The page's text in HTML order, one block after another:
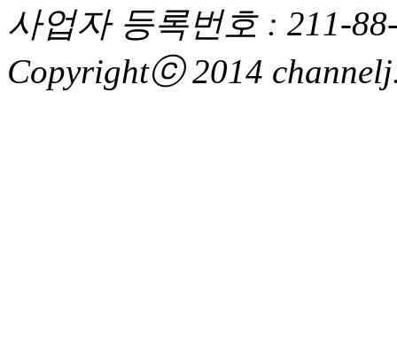
사업자 등록번호 : 211-
Copyrightⓒ 2014